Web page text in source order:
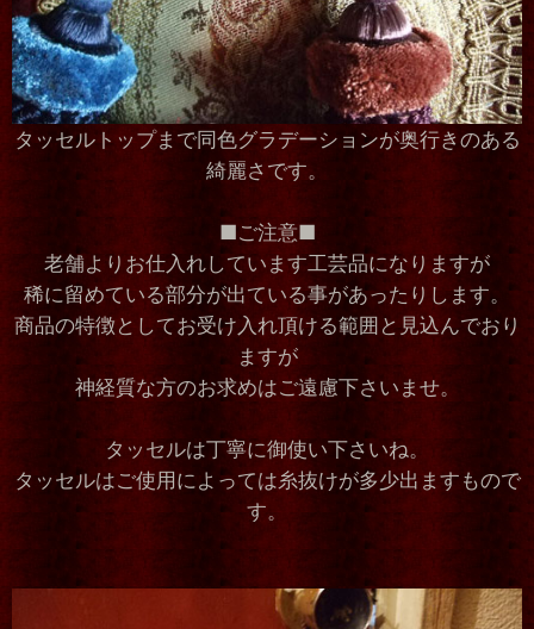
タッセルトップまで同色グラデーションが奥行きのある
綺麗さです。
■ご注意■
老舗よりお仕入れしています工芸品になりますが
稀に留めている部分が出ている事があったりします。
商品の特徴としてお受け入れ頂ける範囲と見込んでおり
ますが
神経質な方のお求めはご遠慮下さいませ。
タッセルは丁寧に御使い下さいね。
タッセルはご使用によっては糸抜けが多少出ますもので
す。